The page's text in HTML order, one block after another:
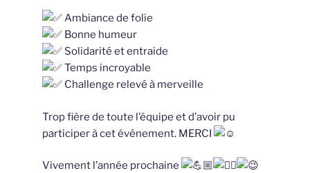
Ambiance de folie
Bonne humeur
Solidarité et entraide
Temps incroyable
Challenge relevé à merveille
Trop fière de toute l’équipe et d’avoir pu
participer à cet événement. MERCI
Vivement l’année prochaine